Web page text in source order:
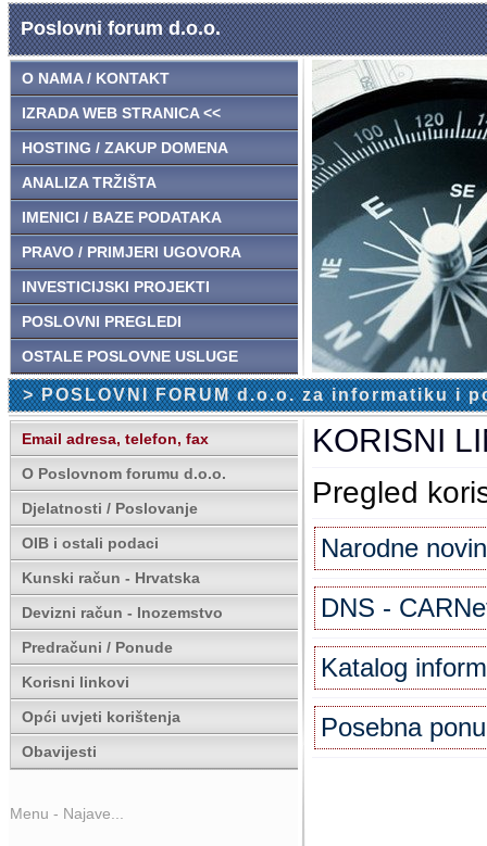
Poslovni forum d.o.o.
O NAMA / KONTAKT
IZRADA WEB STRANICA <<
HOSTING / ZAKUP DOMENA
ANALIZA TRŽIŠTA
IMENICI / BAZE PODATAKA
PRAVO / PRIMJERI UGOVORA
INVESTICIJSKI PROJEKTI
POSLOVNI PREGLEDI
OSTALE POSLOVNE USLUGE
> POSLOVNI FORUM d.o.o. za informatiku i
Email adresa, telefon, fax
O Poslovnom forumu d.o.o.
Djelatnosti / Poslovanje
OIB i ostali podaci
Kunski račun - Hrvatska
Devizni račun - Inozemstvo
Predračuni / Ponude
Korisni linkovi
Opći uvjeti korištenja
Obavijesti
Menu - Najave...
KORISNI
Pregled
Narodne
DNS -
Katalog
Posebna